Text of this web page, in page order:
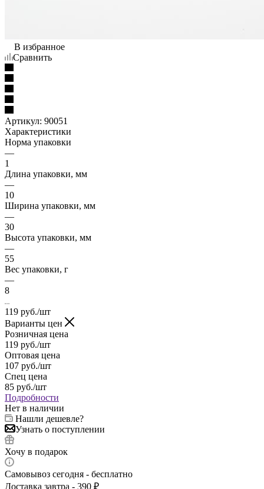
В избранное
Сравнить
Артикул: 90051
Характеристики
Норма упаковки
—
1
Длина упаковки, мм
—
10
Ширина упаковки, мм
—
30
Высота упаковки, мм
—
55
Вес упаковки, г
—
8
119 руб./шт
Варианты цен
Розничная цена
119 руб./шт
Оптовая цена
107 руб./шт
Спец цена
85 руб./шт
Подробности
Нет в наличии
Нашли дешевле?
Узнать о поступлении
Хочу в подарок
Самовывоз сегодня - бесплатно
Доставка завтра - 390 ₽